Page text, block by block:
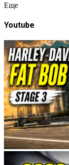
Eще
Youtube